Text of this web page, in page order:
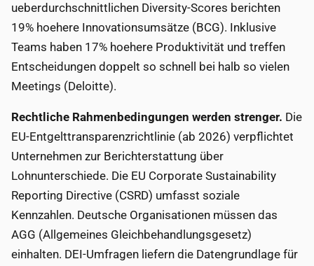
ueberdurchschnittlichen Diversity-Scores berichten
19% hoehere Innovationsumsätze (BCG). Inklusive
Teams haben 17% hoehere Produktivität und treffen
Entscheidungen doppelt so schnell bei halb so vielen
Meetings (Deloitte).
Rechtliche Rahmenbedingungen werden strenger. Die
EU-Entgelttransparenzrichtlinie (ab 2026) verpflichtet
Unternehmen zur Berichterstattung über
Lohnunterschiede. Die EU Corporate Sustainability
Reporting Directive (CSRD) umfasst soziale
Kennzahlen. Deutsche Organisationen müssen das
AGG (Allgemeines Gleichbehandlungsgesetz)
einhalten. DEI-Umfragen liefern die Datengrundlage für